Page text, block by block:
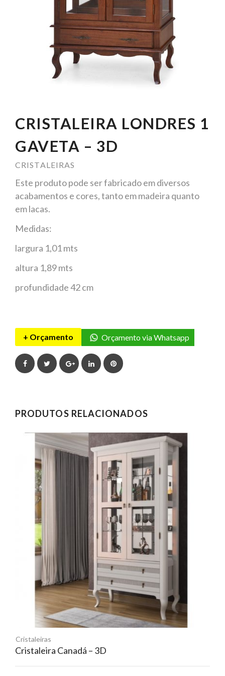
CRISTALEIRA LONDRES 1
GAVETA – 3D
CRISTALEIRAS
Este produto pode ser fabricado em diversos
acabamentos e cores, tanto em madeira quanto
em lacas.
Medidas:
largura 1,01 mts
altura 1,89 mts
profundidade 42 cm
+ Orçamento Orçamento via Whatsapp
FacebookTwitterGoogle+LinkedInPinterest
PRODUTOS RELACIONADOS
Cristaleiras
Cristaleira Canadá – 3D